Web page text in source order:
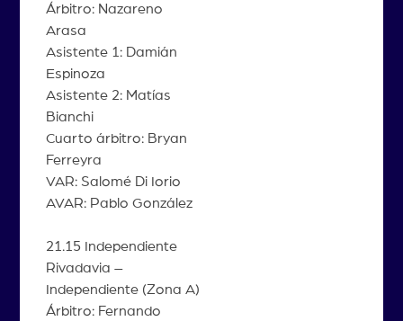
Árbitro: Nazareno
Arasa
Asistente 1: Damián
Espinoza
Asistente 2: Matías
Bianchi
Cuarto árbitro: Bryan
Ferreyra
VAR: Salomé Di Iorio
AVAR: Pablo González
21.15 Independiente
Rivadavia –
Independiente (Zona A)
Árbitro: Fernando